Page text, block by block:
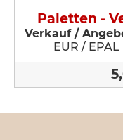
Paletten -
Verkauf /
EUR /